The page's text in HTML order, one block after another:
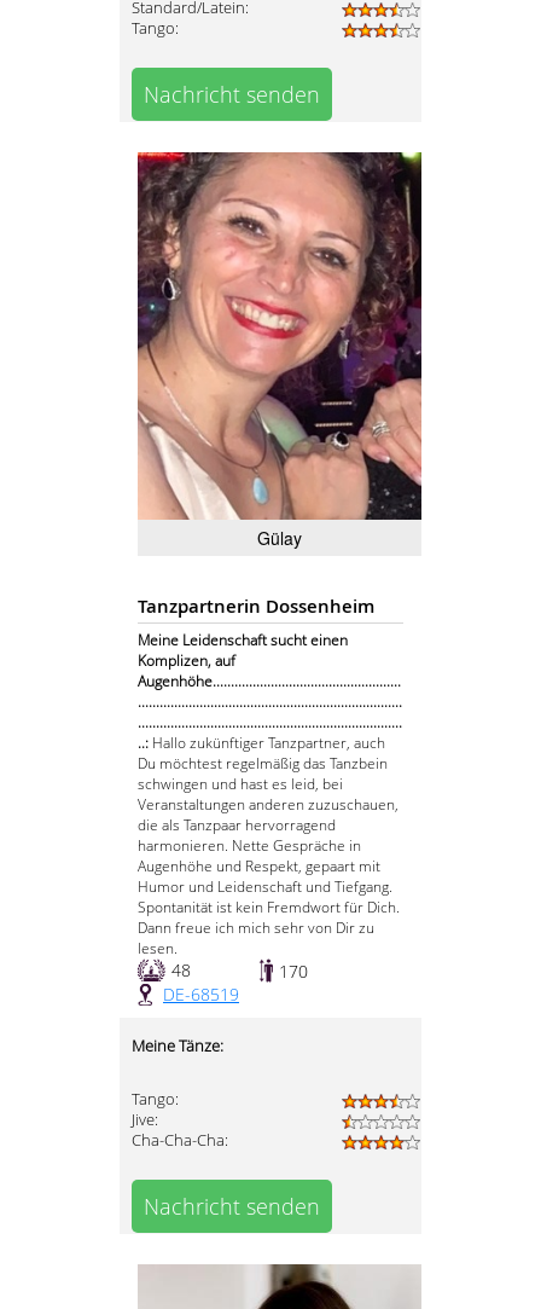
Standard/Latein:
Tango:
Nachricht senden
Gülay
Tanzpartnerin Dossenheim
Meine Leidenschaft sucht einen
Komplizen, auf
Augenhöhe....................................................
.........................................................................
.........................................................................
..: Hallo zukünftiger Tanzpartner, auch
Du möchtest regelmäßig das Tanzbein
schwingen und hast es leid, bei
Veranstaltungen anderen zuzuschauen,
die als Tanzpaar hervorragend
harmonieren. Nette Gespräche in
Augenhöhe und Respekt, gepaart mit
Humor und Leidenschaft und Tiefgang.
Spontanität ist kein Fremdwort für Dich.
Dann freue ich mich sehr von Dir zu
lesen.
48
170
DE-68519
Meine Tänze:
Tango:
Jive:
Cha-Cha-Cha:
Nachricht senden